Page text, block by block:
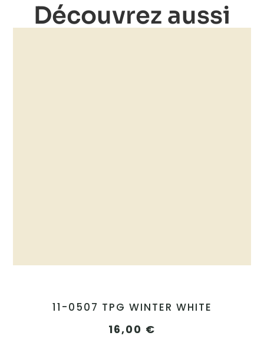
Découvrez aussi
11-0507 TPG WINTER WHITE
16,00 €